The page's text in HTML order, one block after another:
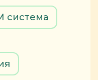
система